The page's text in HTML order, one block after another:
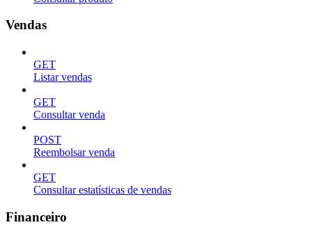
Vendas
GET
Listar vendas
GET
Consultar venda
POST
Reembolsar venda
GET
Consultar estatísticas de vendas
Financeiro